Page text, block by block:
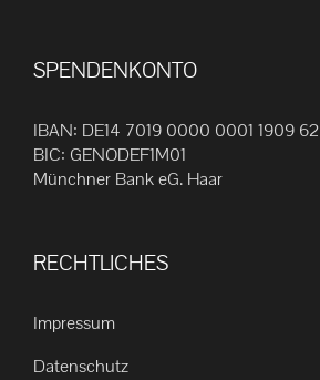
SPENDENKONTO
IBAN: DE14 7019 0000 0001 1909 62
BIC: GENODEF1M01
Münchner Bank eG. Haar
RECHTLICHES
Impressum
Datenschutz